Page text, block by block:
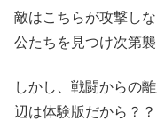
敵はこちらが攻撃し
公たちを見つけ次第
しかし、戦闘からの
辺は体験版だから？？